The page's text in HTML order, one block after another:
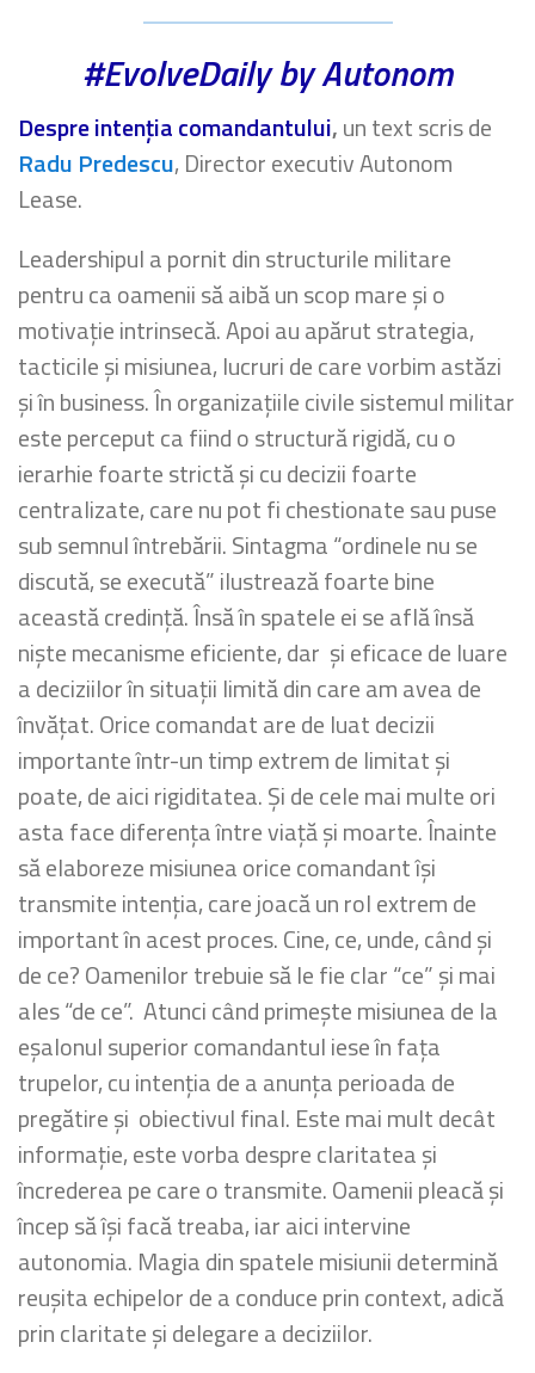
#EvolveDaily by Autonom
Despre intenția comandantului,un text scris de
Radu Predescu, Director executiv Autonom
Lease.
Leadershipul a pornit din structurile militare
pentru ca oamenii să aibă un scop mare și o
motivație intrinsecă. Apoi au apărut strategia,
tacticile și misiunea, lucruri de care vorbim astăzi
și în business. În organizațiile civile sistemul militar
este perceput ca fiind o structură rigidă, cu o
ierarhie foarte strictă și cu decizii foarte
centralizate, care nu pot fi chestionate sau puse
sub semnul întrebării. Sintagma “ordinele nu se
discută, se execută” ilustrează foarte bine
această credință. Însă în spatele ei se află însă
niște mecanisme eficiente, dar și eficace de luare
a deciziilor în situații limită din care am avea de
învățat. Orice comandat are de luat decizii
importante într-un timp extrem de limitat și
poate, de aici rigiditatea. Și de cele mai multe ori
asta face diferența între viață și moarte. Înainte
să elaboreze misiunea orice comandant își
transmite intenția, care joacă un rol extrem de
important în acest proces. Cine, ce, unde, când și
de ce? Oamenilor trebuie să le fie clar “ce” și mai
ales “de ce”. Atunci când primește misiunea de la
eșalonul superior comandantul iese în fața
trupelor, cu intenția de a anunța perioada de
pregătire și obiectivul final. Este mai mult decât
informație, este vorba despre claritatea și
încrederea pe care o transmite. Oamenii pleacă și
încep să își facă treaba, iar aici intervine
autonomia. Magia din spatele misiunii determină
reușita echipelor de a conduce prin context, adică
prin claritate și delegare a deciziilor.